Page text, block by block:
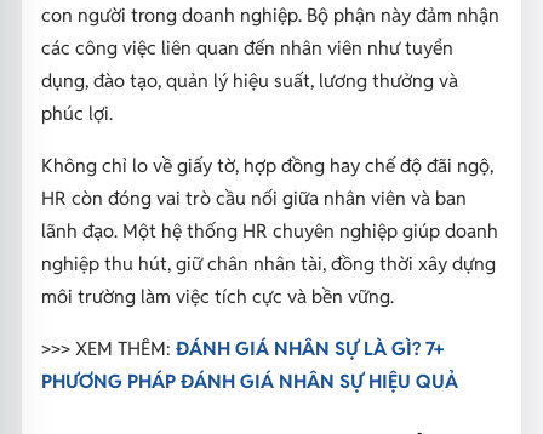
con người trong doanh nghiệp. Bộ phận này đảm nhận
các công việc liên quan đến nhân viên như tuyển
dụng, đào tạo, quản lý hiệu suất, lương thưởng và
phúc lợi.
Không chỉ lo về giấy tờ, hợp đồng hay chế độ đãi ngộ,
HR còn đóng vai trò cầu nối giữa nhân viên và ban
lãnh đạo. Một hệ thống HR chuyên nghiệp giúp doanh
nghiệp thu hút, giữ chân nhân tài, đồng thời xây dựng
môi trường làm việc tích cực và bền vững.
>>> XEM THÊM: ĐÁNH GIÁ NHÂN SỰ LÀ GÌ? 7+
PHƯƠNG PHÁP ĐÁNH GIÁ NHÂN SỰ HIỆU QUẢ